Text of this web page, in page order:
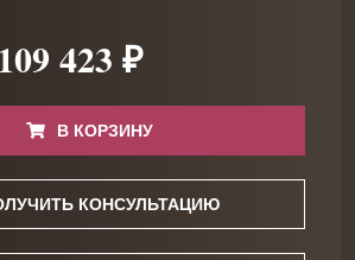
423 ₽
В КОРЗИНУ
КОНСУЛЬТАЦИЮ